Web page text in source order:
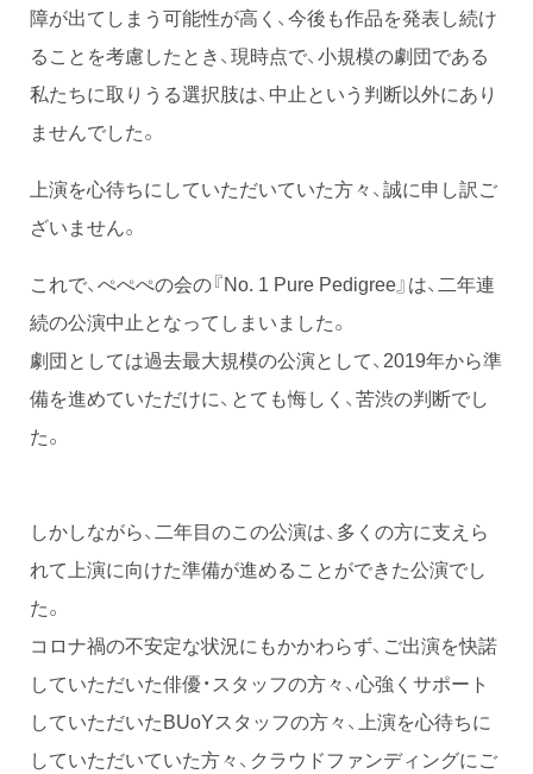
障が出てしまう可能性が高く、今後も作品を発表し続け
ることを考慮したとき、現時点で、小規模の劇団である
私たちに取りうる選択肢は、中止という判断以外にあり
ませんでした。
上演を心待ちにしていただいていた方々、誠に申し訳ご
ざいません。
これで、ぺぺぺの会の『No. 1 Pure Pedigree』は、二年連
続の公演中止となってしまいました。
劇団としては過去最大規模の公演として、2019年から準
備を進めていただけに、とても悔しく、苦渋の判断でし
た。
しかしながら、二年目のこの公演は、多くの方に支えら
れて上演に向けた準備が進めることができた公演でし
た。
コロナ禍の不安定な状況にもかかわらず、ご出演を快諾
していただいた俳優・スタッフの方々、心強くサポート
していただいたBUoYスタッフの方々、上演を心待ちに
していただいていた方々、クラウドファンディングにご